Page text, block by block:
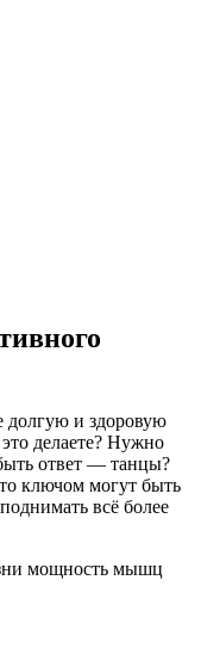
долгую и здоровую
делаете? Нужно
ответ — танцы?
ключом могут быть
всё более
мощность мышц